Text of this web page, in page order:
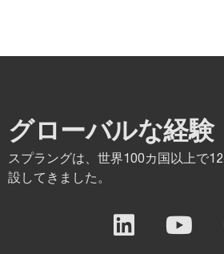
グローバルな経験
スプラングは、世界100カ国以上で
設してきました。